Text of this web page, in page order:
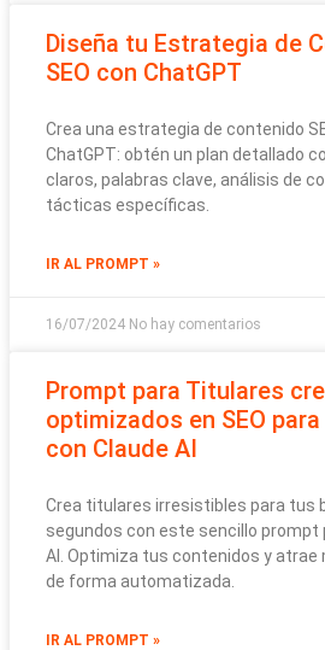
Diseña tu Estrategia de
SEO con ChatGPT
Crea una estrategia de contenido
ChatGPT: obtén un plan detallado
claros, palabras clave, análisis de
tácticas específicas.
IR AL PROMPT »
16/07/2024 No hay comentarios
Prompt para Titulares
optimizados en SEO
con Claude AI
Crea titulares irresistibles para tus
segundos con este sencillo prompt
AI. Optimiza tus contenidos y atrae
de forma automatizada.
IR AL PROMPT »